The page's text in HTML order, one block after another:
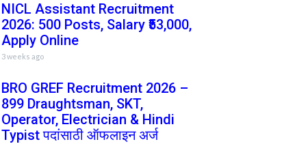
NICL Assistant Recruitment
2026: 500 Posts, Salary ₹53,000,
Apply Online
3 weeks ago
BRO GREF Recruitment 2026 –
899 Draughtsman, SKT,
Operator, Electrician & Hindi
Typist पदांसाठी ऑफलाइन अर्ज